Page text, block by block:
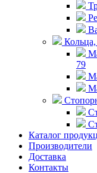
79
Каталог
Производители
Доставка
Контакты